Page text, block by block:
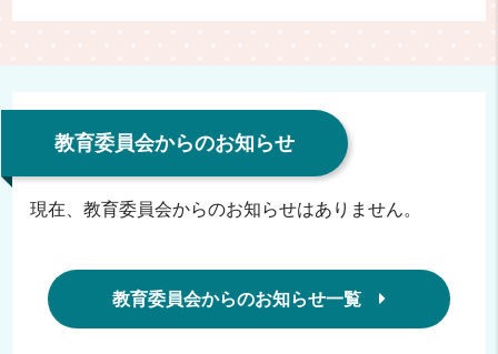
教育委員会からのお知らせ
現在、教育委員会からのお知らせはありません。
教育委員会からのお知らせ一覧